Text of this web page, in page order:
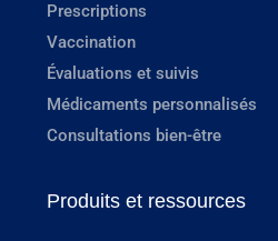
Prescriptions
Vaccination
Évaluations et suivis
Médicaments personnalisés
Consultations bien-être
Produits et ressources